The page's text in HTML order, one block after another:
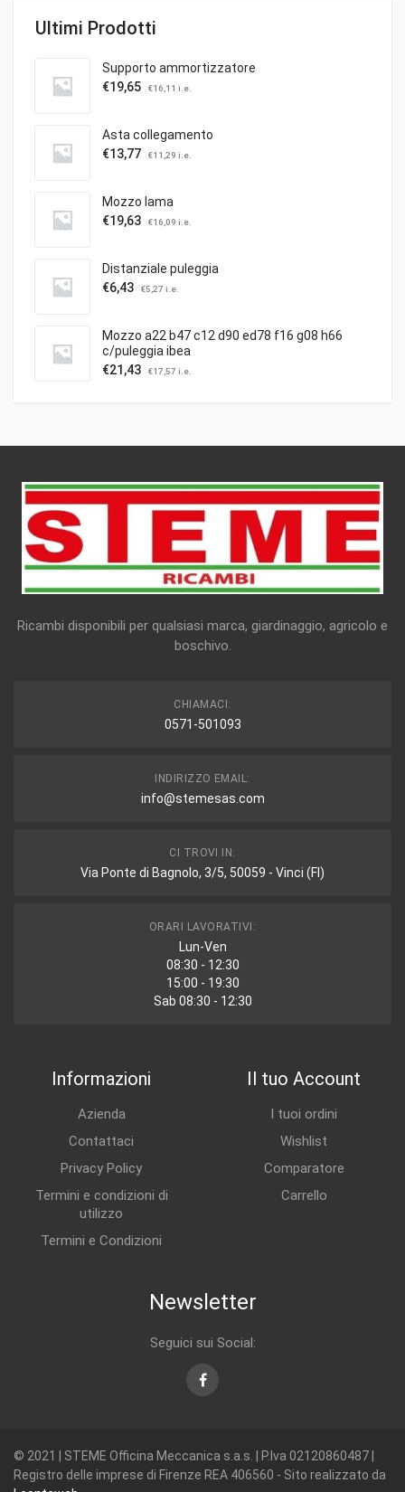
Ultimi Prodotti
Supporto ammortizzatore
€19,65 €16,11 i.e.
Asta collegamento
€13,77 €11,29 i.e.
Mozzo lama
€19,63 €16,09 i.e.
Distanziale puleggia
€6,43 €5,27 i.e.
Mozzo a22 b47 c12 d90 ed78 f16 g08 h66
c/puleggia ibea
€21,43 €17,57 i.e.
Ricambi disponibili per qualsiasi marca, giardinaggio, agricolo e
boschivo.
CHIAMACI:
0571-501093
INDIRIZZO EMAIL:
info@stemesas.com
CI TROVI IN:
Via Ponte di Bagnolo, 3/5, 50059 - Vinci (FI)
ORARI LAVORATIVI:
Lun-Ven
08:30 - 12:30
15:00 - 19:30
Sab 08:30 - 12:30
Informazioni
Azienda
Contattaci
Privacy Policy
Termini e condizioni di
utilizzo
Termini e Condizioni
Il tuo Account
I tuoi ordini
Wishlist
Comparatore
Carrello
Newsletter
Seguici sui Social:
Facebook
© 2021 | STEME Officina Meccanica s.a.s. | P.Iva 02120860487 |
Registro delle imprese di Firenze REA 406560 - Sito realizzato da